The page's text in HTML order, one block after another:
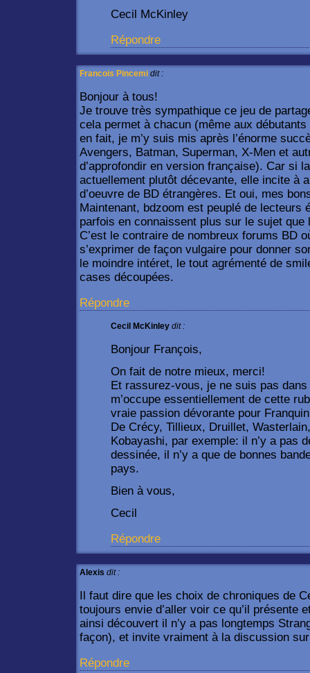
Cecil McKinley
Répondre
Francois Pincemi dit :
Bonjour à tous!
Je trouve très sympathique ce jeu de
cela permet à chacun (même aux
en fait, je m’y suis mis après l’énorme
Avengers, Batman, Superman, X-Men et
d’approfondir en version française). Car si
actuellement plutôt décevante, elle incite à
d’oeuvre de BD étrangères. Et oui, mes
Maintenant, bdzoom est peuplé de lecteurs
parfois en connaissent plus sur le sujet
C’est le contraire de nombreux forums BD
s’exprimer de façon vulgaire pour donner
le moindre intéret, le tout agrémenté de
cases découpées.
Répondre
Cecil McKinley dit :
Bonjour François,
On fait de notre mieux, merci!
Et rassurez-vous, je ne suis pas
m’occupe essentiellement de cette
vraie passion dévorante pour
De Crécy, Tillieux, Druillet,
Kobayashi, par exemple: il n’y a pas
dessinée, il n’y a que de bonnes
pays.
Bien à vous,
Cecil
Répondre
Alexis dit :
Il faut dire que les choix de chroniques de
toujours envie d’aller voir ce qu’il présente
ainsi découvert il n’y a pas longtemps
façon), et invite vraiment à la discussion
Répondre